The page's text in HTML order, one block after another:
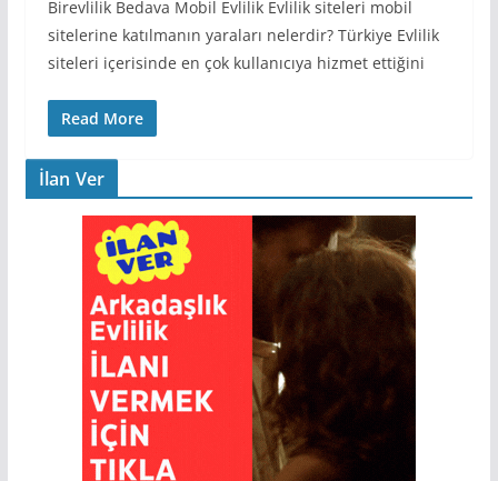
Birevlilik Bedava Mobil Evlilik Evlilik siteleri mobil
sitelerine katılmanın yaraları nelerdir? Türkiye Evlilik
siteleri içerisinde en çok kullanıcıya hizmet ettiğini
Read More
İlan Ver